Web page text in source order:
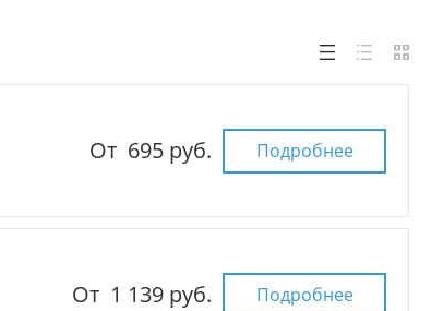
От 695 руб. Подробнее
От 1 139 руб. Подробнее